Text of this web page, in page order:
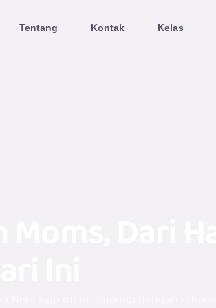
Tentang Kontak Kelas